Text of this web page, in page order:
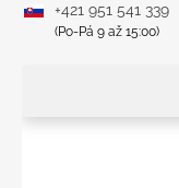
+421 951 541 339
(Po-Pá 9 až 15:00)